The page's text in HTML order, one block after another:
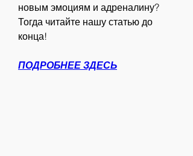
новым эмоциям и адреналину?
Тогда читайте нашу статью до
конца!
ПОДРОБНЕЕ ЗДЕСЬ